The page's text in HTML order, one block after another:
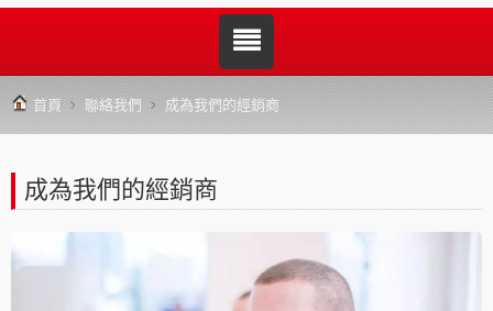
首頁 聯絡我們 成為我們的經銷商
成為我們的經銷商